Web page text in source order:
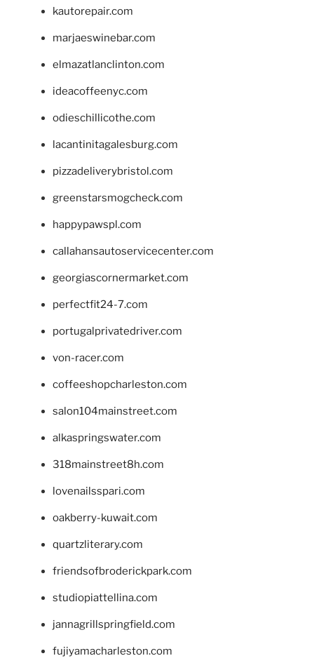
kautorepair.com
marjaeswinebar.com
elmazatlanclinton.com
ideacoffeenyc.com
odieschillicothe.com
lacantinitagalesburg.com
pizzadeliverybristol.com
greenstarsmogcheck.com
happypawspl.com
callahansautoservicecenter.com
georgiascornermarket.com
perfectfit24-7.com
portugalprivatedriver.com
von-racer.com
coffeeshopcharleston.com
salon104mainstreet.com
alkaspringswater.com
318mainstreet8h.com
lovenailsspari.com
oakberry-kuwait.com
quartzliterary.com
friendsofbroderickpark.com
studiopiattellina.com
jannagrillspringfield.com
fujiyamacharleston.com